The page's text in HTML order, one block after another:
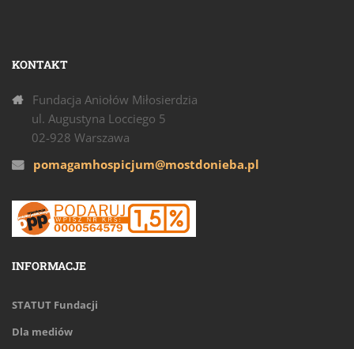
KONTAKT
Fundacja Aniołów Miłosierdzia
ul. Augustyna Locciego 5
02-928 Warszawa
pomagamhospicjum@mostdonieba.pl
INFORMACJE
STATUT Fundacji
Dla mediów